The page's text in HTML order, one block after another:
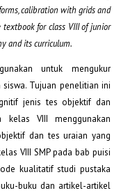
calibration with grids and
textbook for class VIII of junior
and its curriculum.
untuk mengukur
Tujuan penelitian ini
jenis tes objektif dan
VIII menggunakan
dan tes uraian yang
VIII SMP pada bab puisi
kualitatif studi pustaka
buku dan artikel-artikel